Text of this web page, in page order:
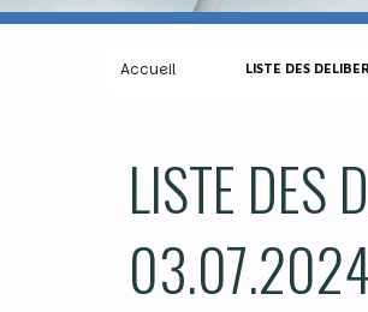
Accueil LISTE DES
LISTE DES